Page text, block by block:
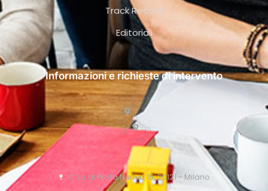
Track Record
Editoriali
Informazioni e richieste di intervento
C.so di Porta Nuova 15, 20121 - Milano